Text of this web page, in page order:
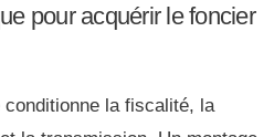
pour acquérir le foncier
la fiscalité, la